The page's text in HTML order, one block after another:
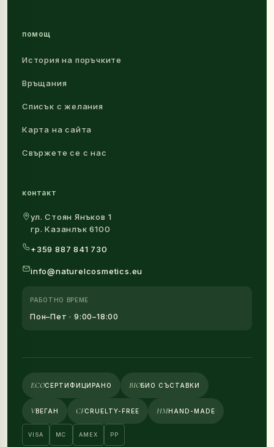
помощ
История на поръчките
Връщания
Списък с желания
Карта на сайта
Свържете се с нас
контакт
ул. Стоян Янъков 1
гр. Казанлък 6100
+359 887 841 730
info@naturelcosmetics.eu
РАБОТНО ВРЕМЕ
Пон–Пет · 9:00–18:00
ECOСЕРТИФИЦИРАНО BIOБИО СЪСТАВКИ
VВЕГАН CFCRUELTY-FREE HMHAND-MADE
VISA MC AMEX PP